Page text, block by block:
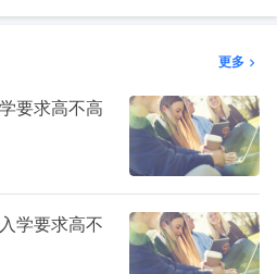
济与法学学院，科学、技术与工程
教学、语言学、发展学、政策学等。
教育、教育学等。
学、电子商务、金融学、企业发展
学、旅游管理、工商管理等。
更多 
要求高不高
学要求高不